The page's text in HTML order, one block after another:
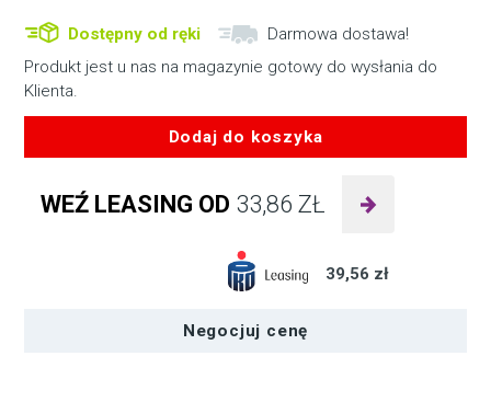
Dostępny od ręki
Darmowa dostawa!
Produkt jest u nas na magazynie gotowy do wysłania do
Klienta.
Dodaj do koszyka
Blackmagic
Design
WEŹ LEASING OD 33,86ZŁ
39,56 zł
Negocjuj cenę